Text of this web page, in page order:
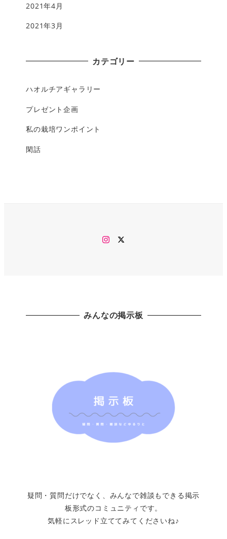
2021年4月
2021年3月
カテゴリー
ハオルチアギャラリー
プレゼント企画
私の栽培ワンポイント
閑話
Instagram
みんなの掲示板
疑問・質問だけでなく、みんなで雑談もできる掲示
板形式のコミュニティです。
気軽にスレッド立ててみてくださいね♪